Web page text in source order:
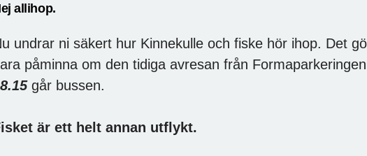
allihop.
undrar ni säkert hur Kinnekulle och fiske hör ihop. Det
påminna om den tidiga avresan från
går bussen.
är ett helt annan utflykt.